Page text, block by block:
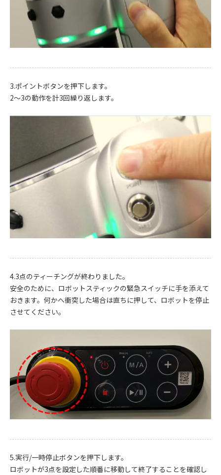
3.ポイントボタンを押下します。
2～3の動作を計3回繰り返します。
4.3点のティーチングが終わりました。
安全のために、ロボットスティックの緊急スイッチに手を添えて
おきます。何かへ衝突した場合は直ちに押して、ロボットを停止
させてください。
5.実行/一時停止ボタンを押下します。
ロボットが3点を設定した順番に移動して終了することを確認し